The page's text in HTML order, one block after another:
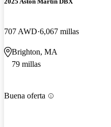
707 AWD 6,067 millas
Brighton, MA
79 millas
Buena oferta